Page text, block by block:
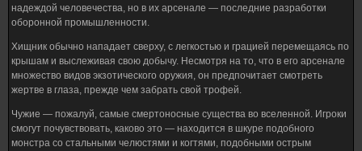
надеждой человечества, но в их арсенале — последние разработки
оборонной промышленности.
Хищник обычно нападает сверху, с легкостью и грацией перемещаясь по
крышам и выслеживая свою добычу. Несмотря на то, что в его арсенале
множество видов экзотического оружия, он предпочитает смотреть
жертве в глаза, прежде чем забрать свой трофей.
Чужие — пожалуй, самые смертоносные существа во вселенной. Игроки
смогут почувствовать, каково это — находится в шкуре подобного
монстра со стальными челюстями и когтями, подобными острым